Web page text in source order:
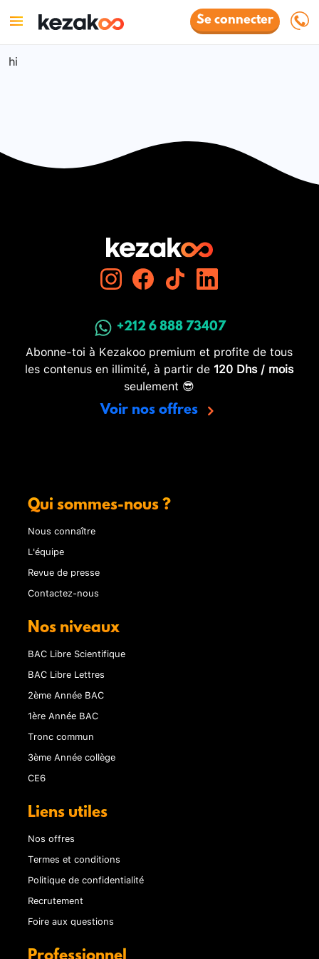
Se connecter
hi
+212 6 888 73407
Abonne-toi à Kezakoo premium et profite de tous
les contenus en illimité, à partir de 120 Dhs / mois
seulement 😎
Voir nos offres
Qui sommes-nous ?
Nous connaître
L'équipe
Revue de presse
Contactez-nous
Nos niveaux
BAC Libre Scientifique
BAC Libre Lettres
2ème Année BAC
1ère Année BAC
Tronc commun
3ème Année collège
CE6
Liens utiles
Nos offres
Termes et conditions
Politique de confidentialité
Recrutement
Foire aux questions